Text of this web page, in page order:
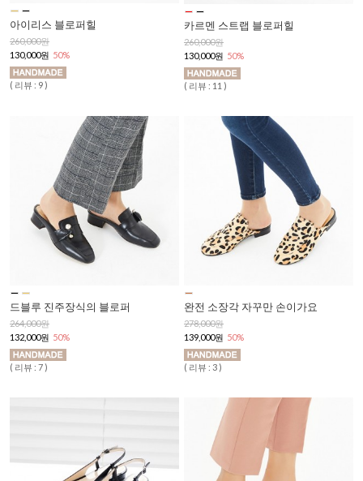
아이리스 블로퍼힐
260,000원
130,000원 50%
( 리뷰 : 9 )
카르멘 스트랩 블로퍼힐
260,000원
130,000원 50%
( 리뷰 : 11 )
드블루 진주장식의 블로퍼
264,000원
132,000원 50%
( 리뷰 : 7 )
완전 소장각 자꾸만 손이가요
278,000원
139,000원 50%
( 리뷰 : 3 )